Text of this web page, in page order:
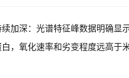
加深：光谱特征峰数据明确
，氧化速率和劣变程度远高